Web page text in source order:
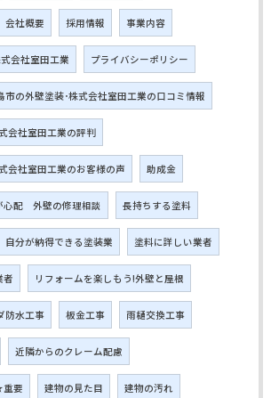
会社概要 採用情報 事業内容
会社室田工業 プライバシーポリシー
市の外壁塗装･株式会社室田工業の口コミ情報
会社室田工業の評判
会社室田工業のお客様の声 助成金
配 外壁の修理相談 長持ちする塗料
自分が納得できる塗装業 塗料に詳しい業者
者 リフォームを楽しもう!外壁と屋根
防水工事 板金工事 雨樋交換工事
近隣からのクレーム配慮
要 建物の見た目 建物の汚れ